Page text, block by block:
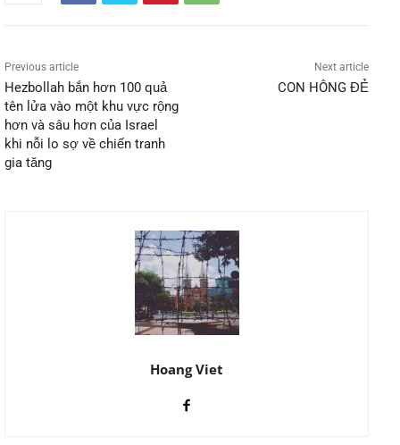
Previous article
Hezbollah bắn hơn 100 quả
tên lửa vào một khu vực rộng
hơn và sâu hơn của Israel
khi nỗi lo sợ về chiến tranh
gia tăng
Next article
CON HÔNG ĐẺ
Hoang Viet